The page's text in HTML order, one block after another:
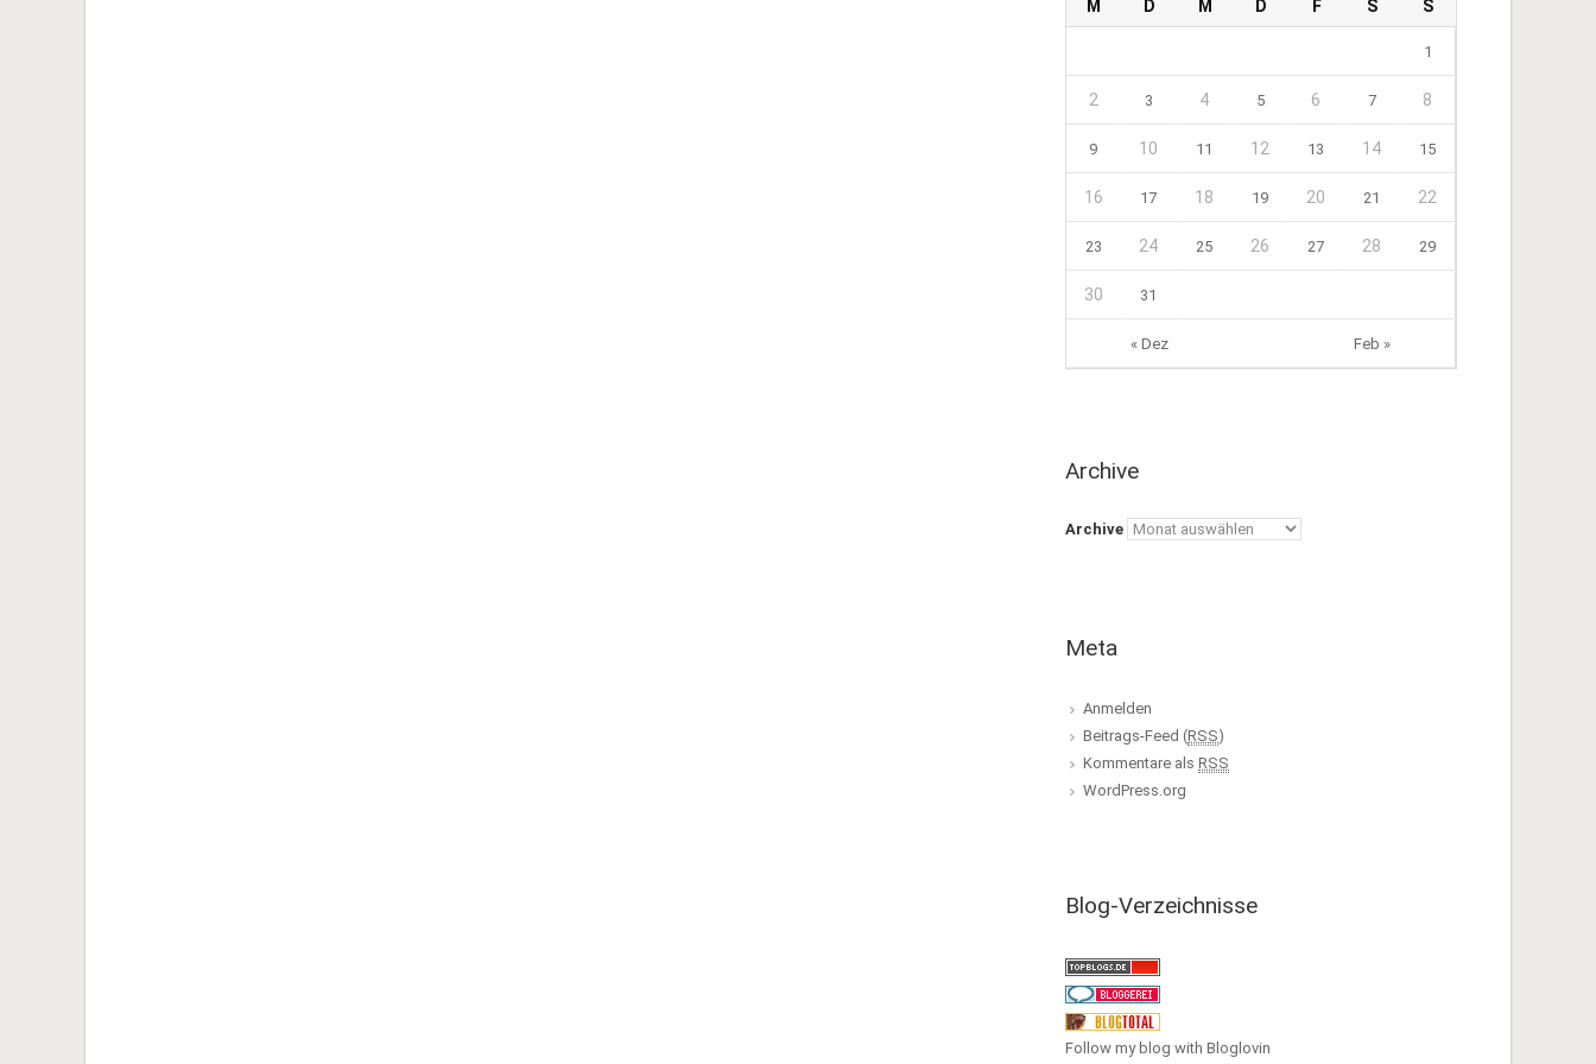
M D M D F S S
« Dez Feb »
1
2 3 4 5 6 7 8
9 10 11 12 13 14 15
16 17 18 19 20 21 22
23 24 25 26 27 28 29
30 31
Archive
Archive
Meta
Anmelden
Beitrags-Feed (RSS)
Kommentare als RSS
WordPress.org
Blog-Verzeichnisse
Follow my blog with Bloglovin